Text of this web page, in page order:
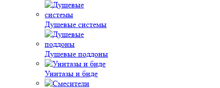
Душевые системы
Душевые поддоны
Унитазы и биде